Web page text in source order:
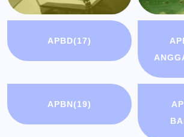
APBD(17)
APBN(19)